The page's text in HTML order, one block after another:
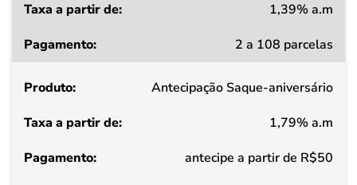
a
de
Pagamento
1,39% a.m
2 a 108 parcelas
Antecipação Saque-aniversário
1,79% a.m
antecipe a partir de R$50